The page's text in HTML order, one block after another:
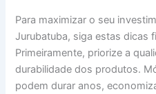
Para maximizar o seu
Jurubatuba, siga estas dicas
Primeiramente, priorize a
durabilidade dos produtos.
podem durar anos,